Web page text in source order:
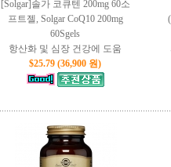
[Solgar]솔가 코큐텐 200mg 60소
프트젤, Solgar CoQ10 200mg
60Sgels
항산화 및 심장 건강에 도움
$25.79 (36,900 원)